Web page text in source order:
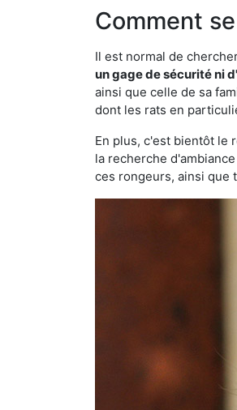
Comment
Il est normal de
un gage de sécurité ni
ainsi que celle de sa
dont les rats en
En plus, c'est bientôt le
la recherche
ces rongeurs, ainsi que